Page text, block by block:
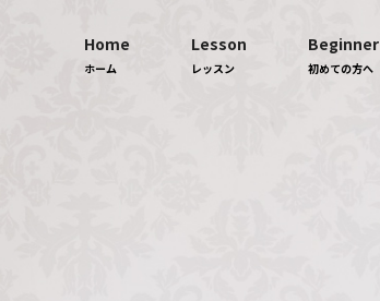
Home
ホーム
Lesson
レッスン
Beginner
初めての方へ